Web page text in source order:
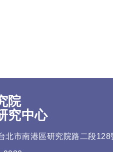
院
究中心
北市南港區研究院路二段128